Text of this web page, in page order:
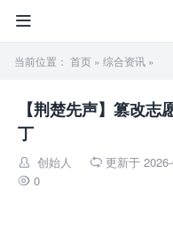

当前位置： 首页 » 综合资讯 »
【荆楚先声】篡改
丁
 创始人  更新于
 0